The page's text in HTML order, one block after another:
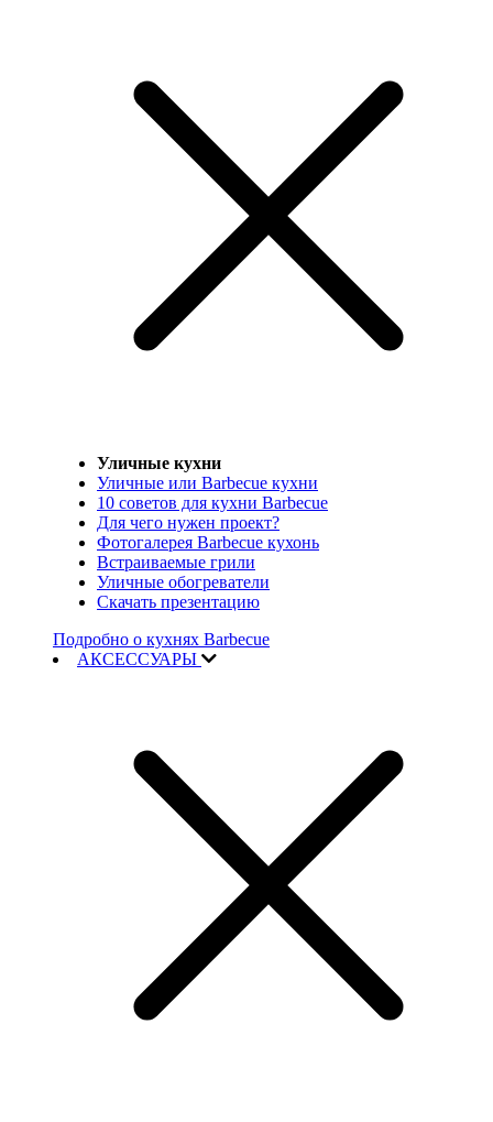
Уличные кухни
Уличные или Barbecue кухни
10 советов для кухни Barbecue
Для чего нужен проект?
Фотогалерея Barbecue кухонь
Встраиваемые грили
Уличные обогреватели
Скачать презентацию
Подробно о кухнях Barbecue
АКСЕССУАРЫ